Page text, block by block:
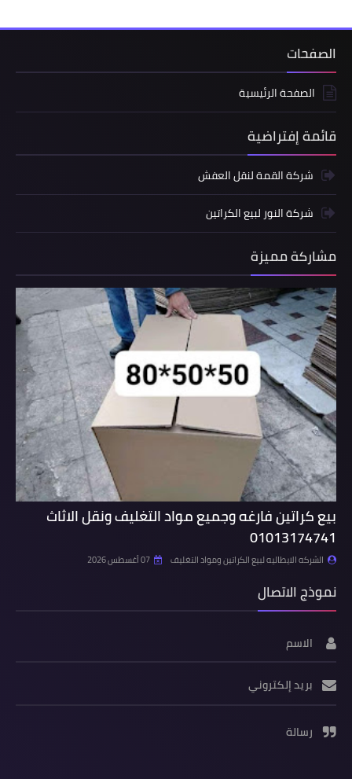
الصفحات
الصفحة الرئيسية
قائمة إفتراضية
شركة القمة لنقل العفش
شركة النور لبيع الكراتين
مشاركة مميزة
بيع كراتين فارغه وجميع مواد التغليف ونقل الاثاث
01013174741
الشركه الايطاليه لبيع الكراتين ومواد التغليف 07 أغسطس 2026
نموذج الاتصال
الاسم
بريد إلكتروني
رسالة